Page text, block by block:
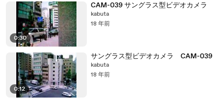
0:30
CAM-039 サングラス型ビデオカメラ
kabuta
18 年前
0:12
サングラス型ビデオカメラ CAM-039
kabuta
18 年前